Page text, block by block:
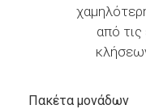
από
Πακέτα μονάδων